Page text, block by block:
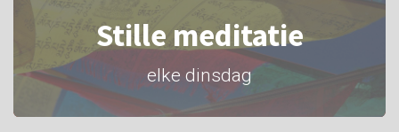
Stille meditatie
elke dinsdag